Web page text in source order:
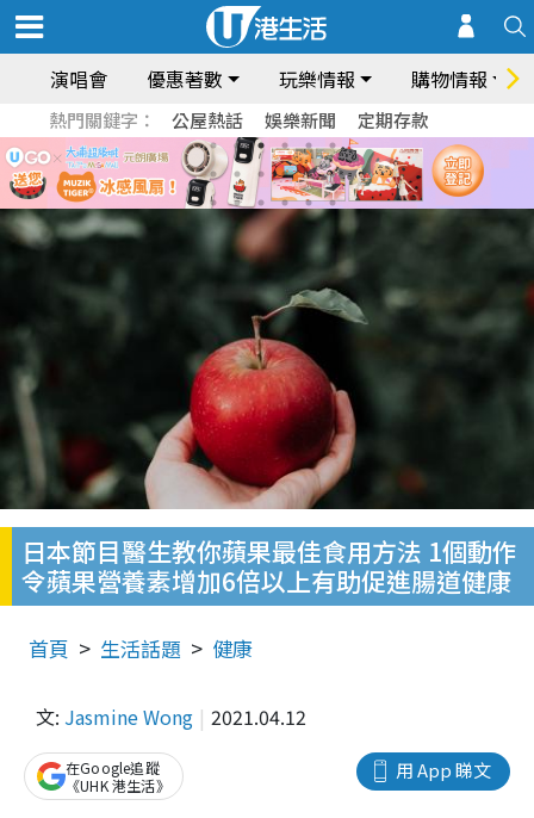
演唱會 優惠著數 玩樂情報 購物情報
熱門關鍵字： 公屋熱話 娛樂新聞 定期存款
日本節目醫生教你蘋果最佳食用方法 1個動作
令蘋果營養素增加6倍以上有助促進腸道健康
首頁 生活話題 健康
文: Jasmine Wong 2021.04.12
用 App 睇文
在Google追蹤
《UHK 港生活》